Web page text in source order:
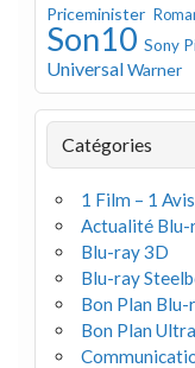
Priceminister
Son10 Sony
UniversalWarner
Catégories
1 Film – 1 Avis
Actualité Blu-
Blu-ray 3D
Blu-ray
Bon Plan Blu-
Bon Plan